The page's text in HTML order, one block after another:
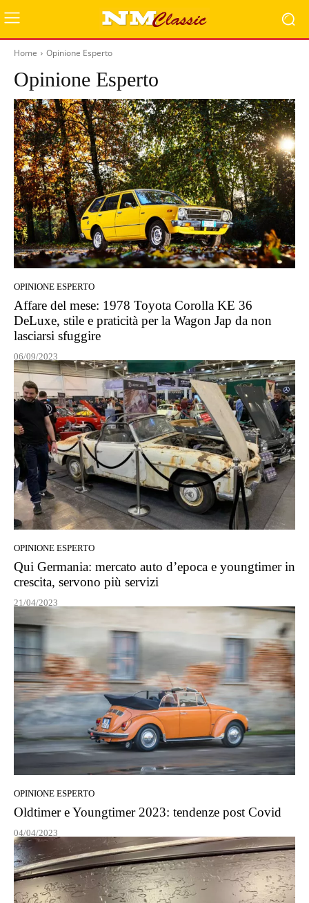
Home Opinione Esperto
Opinione Esperto
OPINIONE ESPERTO
Affare del mese: 1978 Toyota Corolla KE 36
DeLuxe, stile e praticità per la Wagon Jap da non
lasciarsi sfuggire
06/09/2023
OPINIONE ESPERTO
Qui Germania: mercato auto d’epoca e youngtimer in
crescita, servono più servizi
21/04/2023
OPINIONE ESPERTO
Oldtimer e Youngtimer 2023: tendenze post Covid
04/04/2023